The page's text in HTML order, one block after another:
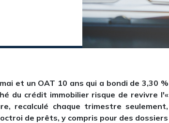
et un OAT 10 ans qui a bondi de 3,30 %
du crédit immobilier risque de revivre l'«
recalculé chaque trimestre seulement,
de prêts, y compris pour des dossiers